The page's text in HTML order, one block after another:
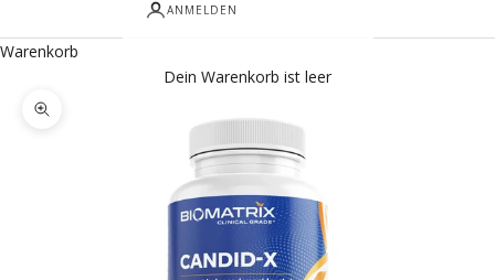
ANMELDEN
Warenkorb
Dein Warenkorb ist leer
Bild vergrößern